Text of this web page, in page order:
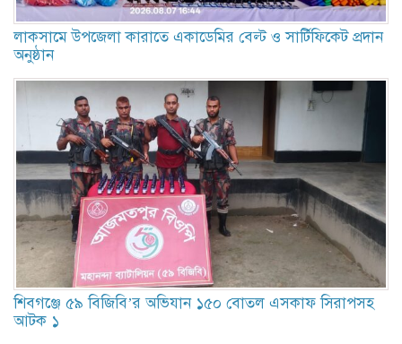
লাকসামে উপজেলা কারাতে একাডেমির বেল্ট ও সার্টিফিকেট প্রদান
অনুষ্ঠান
শিবগঞ্জে ৫৯ বিজিবি’র অভিযান ১৫০ বোতল এসকাফ সিরাপসহ
আটক ১